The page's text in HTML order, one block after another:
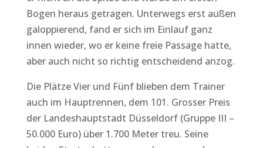
Bogen heraus getragen. Unterwegs erst außen
galoppierend, fand er sich im Einlauf ganz
innen wieder, wo er keine freie Passage hatte,
aber auch nicht so richtig entscheidend anzog.
Die Plätze Vier und Fünf blieben dem Trainer
auch im Hauptrennen, dem 101. Grosser Preis
der Landeshauptstadt Düsseldorf (Gruppe III –
50.000 Euro) über 1.700 Meter treu. Seine